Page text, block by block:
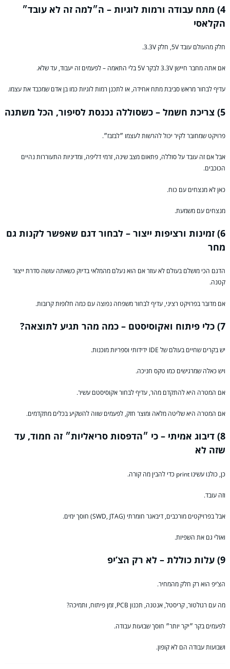
4) מתח עבודה ורמות לוגיות – ה״למה זה לא עובד״
הקלאסי
חלק מהעולם עובד 5V, חלק 3.3V.
אם אתה מחבר חיישן 3.3V לבקר 5V בלי התאמה – לפעמים זה יעבוד, עד שלא.
עדיף לבחור מראש סביבת מתח אחידה, או לתכנן רמות לוגיות כמו בן אדם שמכבד את עצמו.
5) צריכת חשמל – כשסוללה נכנסת לסיפור, הכל משתנה
פרויקט שמחובר לקיר יכול להרשות לעצמו ״לבזבז״.
אבל אם זה עובד על סוללה, פתאום מצב שינה, זרמי דליפה, ומדיניות התעוררות נהיים
הכוכבים.
כאן לא מנצחים עם כוח.
מנצחים עם משמעת.
6) זמינות ורציפות ייצור – לבחור דגם שאפשר לקנות גם
מחר
הדגם הכי מושלם בעולם לא עוזר אם הוא נעלם מהמלאי בדיוק כשאתה עושה סדרת ייצור
קטנה.
אם מדובר בפרויקט רציני, עדיף לבחור משפחה נפוצה עם כמה חלופות קרובות.
7) כלי פיתוח ואקוסיסטם – כמה מהר תגיע לתוצאה?
יש בקרים שחיים בעולם של IDE ידידותי וספריות מוכנות.
ויש כאלה שמרגישים כמו טקס חניכה.
אם המטרה היא להתקדם מהר, עדיף לבחור אקוסיסטם עשיר.
אם המטרה היא שליטה מלאה ומוצר חזק, לפעמים שווה להשקיע בכלים מתקדמים.
8) דיבוג אמיתי – כי ״הדפסות סריאליות״ זה חמוד, עד
שזה לא
כן, כולנו עשינו print כדי להבין מה קורה.
וזה עובד.
אבל בפרויקטים מורכבים, דיבאגר חומרתי (SWD, JTAG) חוסך ימים.
ואולי גם את השפיות.
9) עלות כוללת – לא רק הצ’יפ
הצ’יפ הוא רק חלק מהמחיר.
מה עם רגולטור, קריסטל, אנטנה, תכנון PCB, זמן פיתוח, ותמיכה?
לפעמים בקר ״יקר יותר״ חוסך שבועות עבודה.
ושבועות עבודה הם לא קופון.